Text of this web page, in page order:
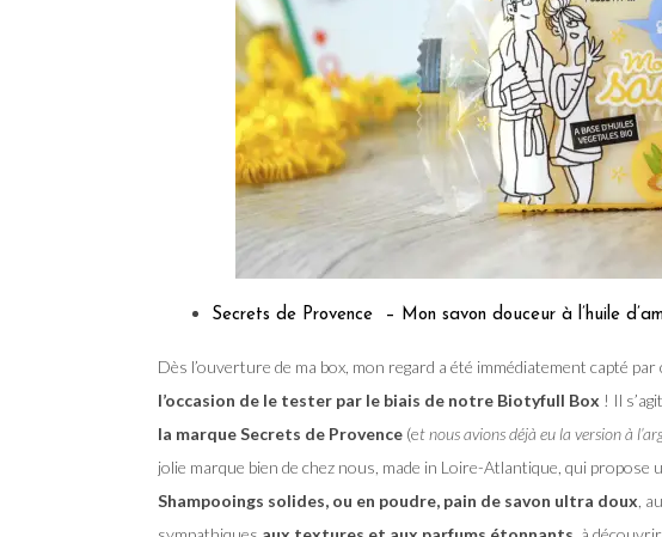
Secrets de Provence – Mon savon douceur à l’huile
Dès l’ouverture de ma box, mon regard a été immédiatement capté par
l’occasion de le tester par le biais de notre Biotyfull Box ! Il s’agit
la marque Secrets de Provence (et nous avions déjà eu la version à
jolie marque bien de chez nous, made in Loire-Atlantique, qui propose
Shampooings solides, ou en poudre, pain de savon ultra doux ,